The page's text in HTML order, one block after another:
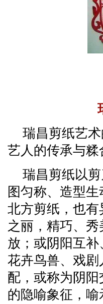
瑞昌剪纸艺
艺人的传承与
瑞昌剪纸以
图匀称、造型
北方剪纸，也
之丽，精巧、
放；或阴阳互
花卉鸟兽、戏
配，或称为阴
的隐喻象征，